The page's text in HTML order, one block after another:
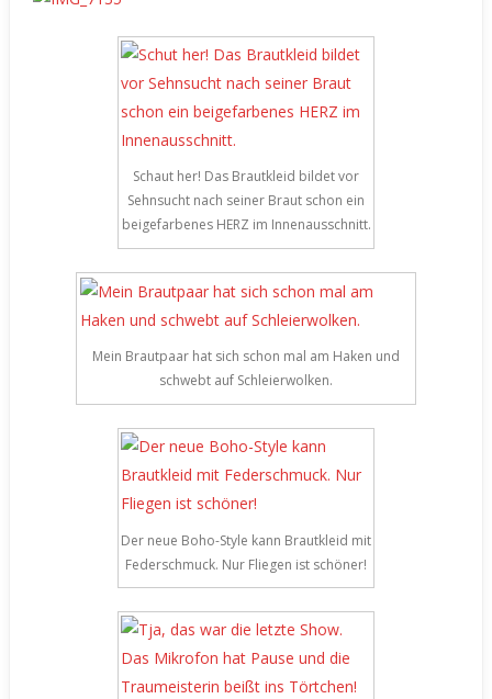
Schaut her! Das Brautkleid bildet vor
Sehnsucht nach seiner Braut schon ein
beigefarbenes HERZ im Innenausschnitt.
Mein Brautpaar hat sich schon mal am Haken und
schwebt auf Schleierwolken.
Der neue Boho-Style kann Brautkleid mit
Federschmuck. Nur Fliegen ist schöner!